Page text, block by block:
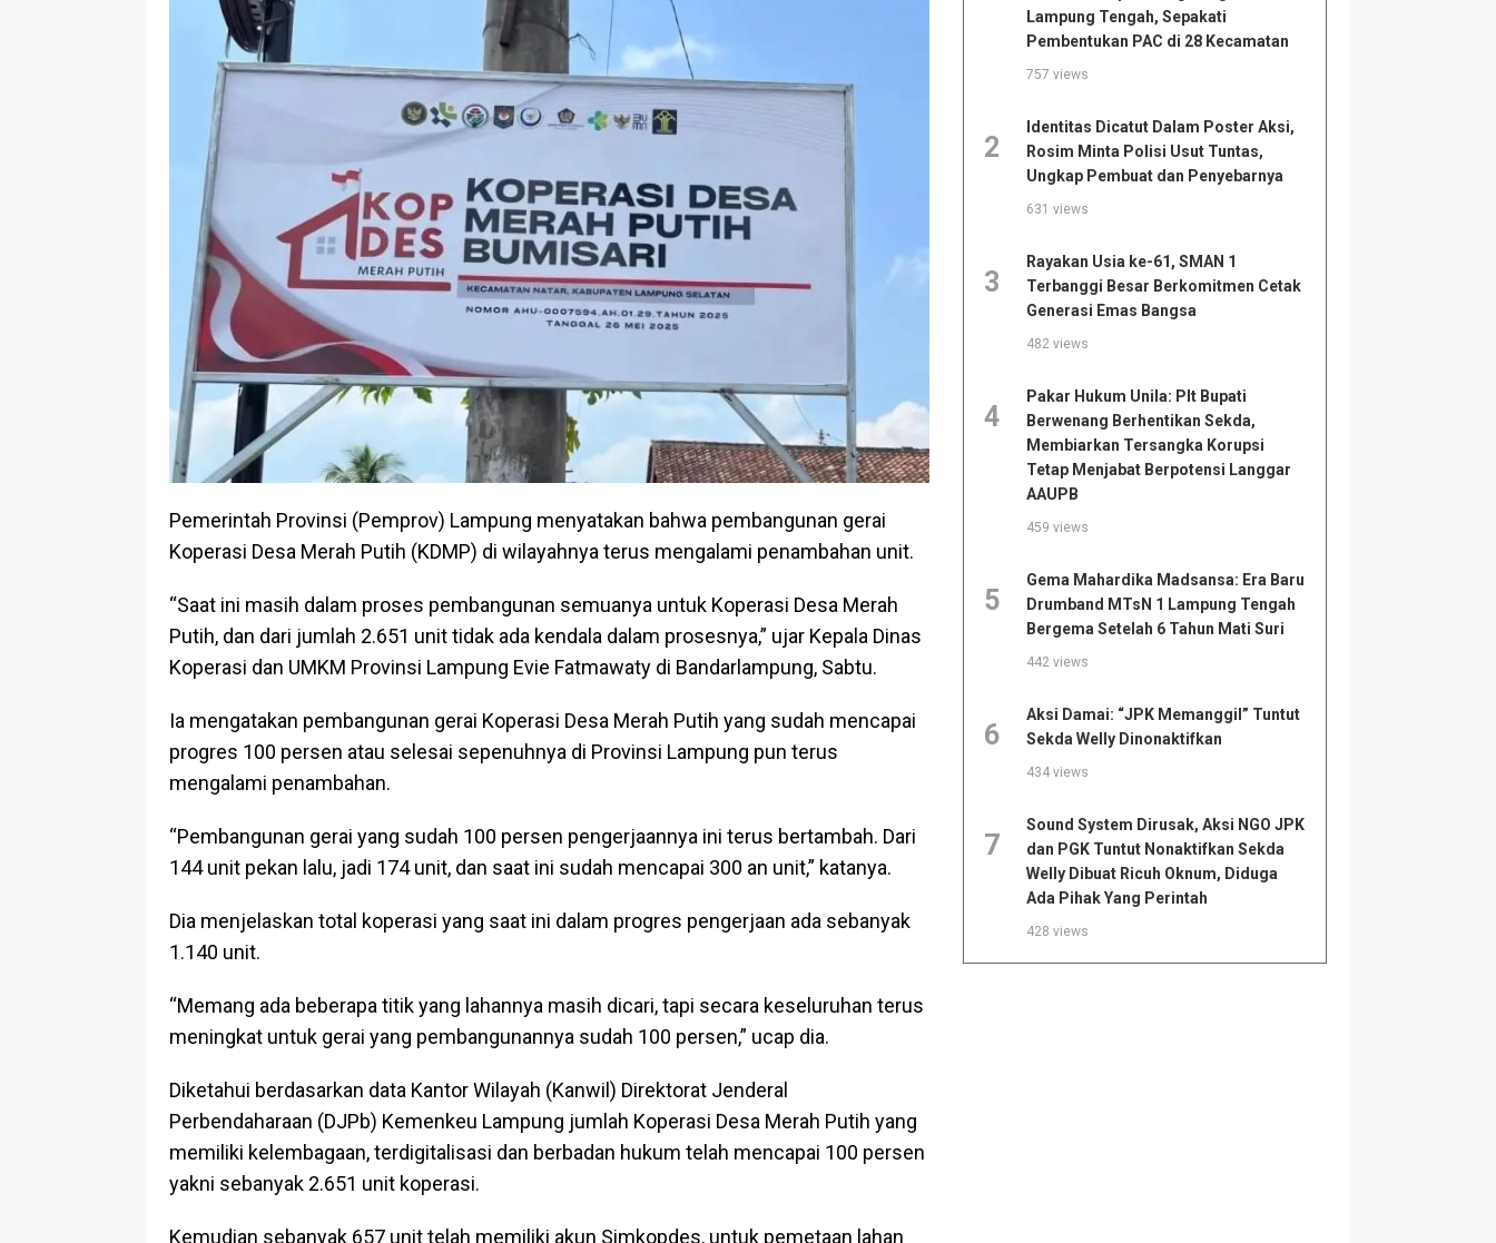
Pemerintah Provinsi (Pemprov) Lampung menyatakan bahwa pembangunan gerai
Koperasi Desa Merah Putih (KDMP) di wilayahnya terus mengalami penambahan unit.
“Saat ini masih dalam proses pembangunan semuanya untuk Koperasi Desa Merah
Putih, dan dari jumlah 2.651 unit tidak ada kendala dalam prosesnya,” ujar Kepala Dinas
Koperasi dan UMKM Provinsi Lampung Evie Fatmawaty di Bandarlampung, Sabtu.
Ia mengatakan pembangunan gerai Koperasi Desa Merah Putih yang sudah mencapai
progres 100 persen atau selesai sepenuhnya di Provinsi Lampung pun terus
mengalami penambahan.
“Pembangunan gerai yang sudah 100 persen pengerjaannya ini terus bertambah. Dari
144 unit pekan lalu, jadi 174 unit, dan saat ini sudah mencapai 300 an unit,” katanya.
Dia menjelaskan total koperasi yang saat ini dalam progres pengerjaan ada sebanyak
1.140 unit.
“Memang ada beberapa titik yang lahannya masih dicari, tapi secara keseluruhan terus
meningkat untuk gerai yang pembangunannya sudah 100 persen,” ucap dia.
Diketahui berdasarkan data Kantor Wilayah (Kanwil) Direktorat Jenderal
Perbendaharaan (DJPb) Kemenkeu Lampung jumlah Koperasi Desa Merah Putih yang
memiliki kelembagaan, terdigitalisasi dan berbadan hukum telah mencapai 100 persen
yakni sebanyak 2.651 unit koperasi.
Kemudian sebanyak 657 unit telah memiliki akun Simkopdes, untuk pemetaan lahan
Lampung Tengah, Sepakati
Pembentukan PAC di 28 Kecamatan
757 views
2
Identitas Dicatut Dalam Poster Aksi,
Rosim Minta Polisi Usut Tuntas,
Ungkap Pembuat dan Penyebarnya
631 views
3
Rayakan Usia ke-61, SMAN 1
Terbanggi Besar Berkomitmen Cetak
Generasi Emas Bangsa
482 views
4
Pakar Hukum Unila: Plt Bupati
Berwenang Berhentikan Sekda,
Membiarkan Tersangka Korupsi
Tetap Menjabat Berpotensi Langgar
AAUPB
459 views
5
Gema Mahardika Madsansa: Era Baru
Drumband MTsN 1 Lampung Tengah
Bergema Setelah 6 Tahun Mati Suri
442 views
6
Aksi Damai: “JPK Memanggil” Tuntut
Sekda Welly Dinonaktifkan
434 views
7
Sound System Dirusak, Aksi NGO JPK
dan PGK Tuntut Nonaktifkan Sekda
Welly Dibuat Ricuh Oknum, Diduga
Ada Pihak Yang Perintah
428 views